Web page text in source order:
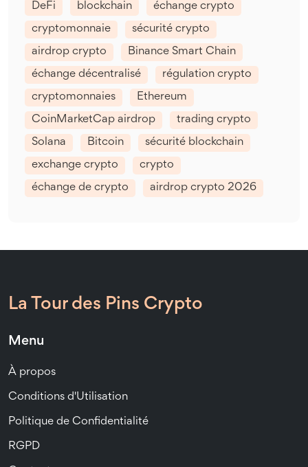
DeFi blockchain échange crypto
cryptomonnaie sécurité crypto
airdrop crypto Binance Smart Chain
échange décentralisé régulation crypto
cryptomonnaies Ethereum
CoinMarketCap airdrop trading crypto
Solana Bitcoin sécurité blockchain
exchange crypto crypto
échange de crypto airdrop crypto 2026
La Tour des Pins Crypto
Menu
À propos
Conditions d'Utilisation
Politique de Confidentialité
RGPD